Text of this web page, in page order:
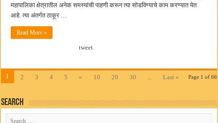
महापालिका क्षेत्रातील अनेक समस्यांची पाहणी करून त्या सोडविण्याचे काम करण्यात येत
आहे. त्या अंतर्गत ठाकूर …
Read More »
tweet
Page 1 of 66
1 2 3 4 5 » 10 20 30 ... Last »
Search